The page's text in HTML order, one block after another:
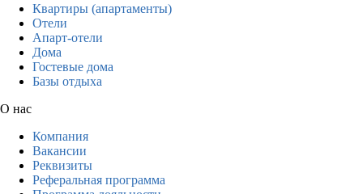
Квартиры (апартаменты)
Отели
Апарт-отели
Дома
Гостевые дома
Базы отдыха
О нас
Компания
Вакансии
Реквизиты
Реферальная программа